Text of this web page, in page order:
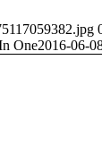
One2016-06-